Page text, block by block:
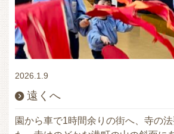
2026.1.9
遠くへ
園から車で1時間余りの街へ、寺の